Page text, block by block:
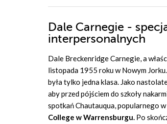
Dale Carnegie -
interpersonalnych
Dale Breckenridge Carnegie, a
listopada 1955 roku w Nowym
była tylko jedna klasa. Jako
aby przed pójściem do szkoły
spotkań Chautauqua, popularnego
College w Warrensburgu. Po